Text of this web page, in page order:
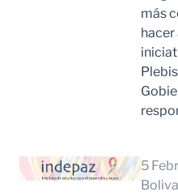
más
hacer
5